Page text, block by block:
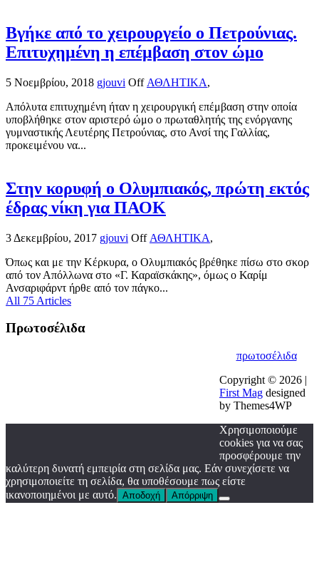
Βγήκε από το χειρουργείο ο Πετρούνιας.
Επιτυχημένη η επέμβαση στον ώμο
5 Νοεμβρίου, 2018 gjouvi Off ΑΘΛΗΤΙΚΑ,
Απόλυτα επιτυχημένη ήταν η χειρουργική επέμβαση στην οποία
υποβλήθηκε στον αριστερό ώμο ο πρωταθλητής της ενόργανης
γυμναστικής Λευτέρης Πετρούνιας, στο Ανσί της Γαλλίας,
προκειμένου να...
Στην κορυφή ο Ολυμπιακός, πρώτη εκτός
έδρας νίκη για ΠΑΟΚ
3 Δεκεμβρίου, 2017 gjouvi Off ΑΘΛΗΤΙΚΑ,
Όπως και με την Κέρκυρα, ο Ολυμπιακός βρέθηκε πίσω στο σκορ
από τον Απόλλωνα στο «Γ. Καραϊσκάκης», όμως ο Καρίμ
Ανσαριφάρντ ήρθε από τον πάγκο...
All 75 Articles
Πρωτοσέλιδα
πρωτοσέλιδα
Copyright © 2026 |
First Mag designed
by Themes4WP
Χρησιμοποιούμε
cookies για να σας
προσφέρουμε την
καλύτερη δυνατή εμπειρία στη σελίδα μας. Εάν συνεχίσετε να
χρησιμοποιείτε τη σελίδα, θα υποθέσουμε πως είστε
ικανοποιημένοι με αυτό. Αποδοχή Απόρριψη